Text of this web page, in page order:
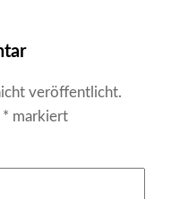
veröffentlicht.
* markiert